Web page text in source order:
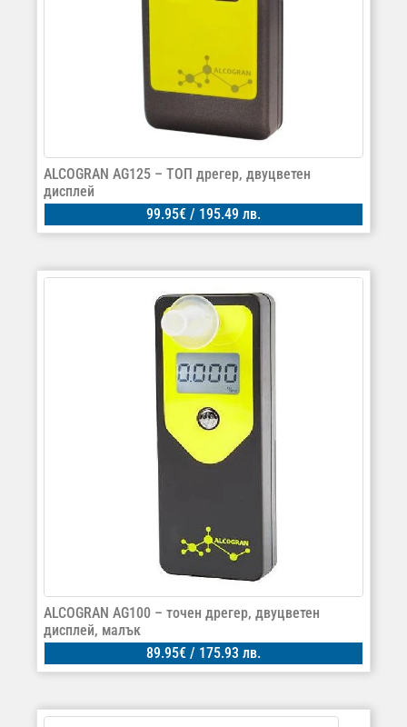
ALCOGRAN AG125 – ТОП дрегер, двуцветен
дисплей
99.95€ / 195.49 лв.
ALCOGRAN AG100 – точен дрегер, двуцветен
дисплей, малък
89.95€ / 175.93 лв.